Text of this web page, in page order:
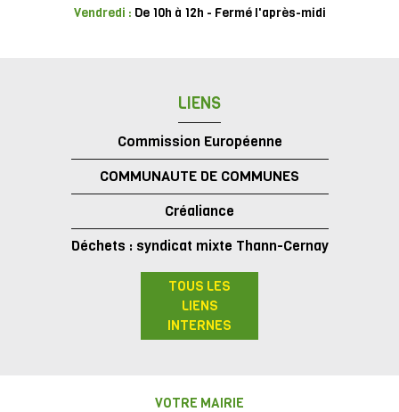
Vendredi : De 10h à 12h - Fermé l'après-midi
LIENS
Commission Européenne
COMMUNAUTE DE COMMUNES
Créaliance
Déchets : syndicat mixte Thann-Cernay
TOUS LES
LIENS
INTERNES
VOTRE MAIRIE